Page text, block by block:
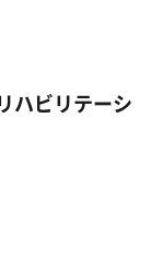
ハビリテーシ